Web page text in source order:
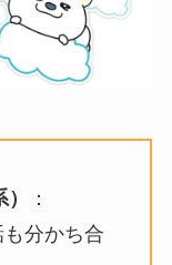
：
分かち合